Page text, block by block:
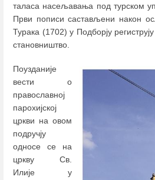
таласа насељавања под турском
Први пописи састављени након
Турака (1702) у Подборју
становништво.
Поузданије
вести о
православној
парохијској
цркви на овом
подручју
односе се на
цркву Св.
Илије у